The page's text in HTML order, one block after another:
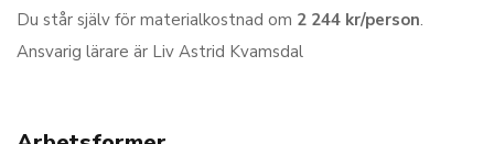
Du står själv för materialkostnad om 2 244 kr/person.
Ansvarig lärare är Liv Astrid Kvamsdal